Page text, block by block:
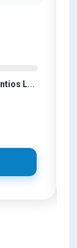
C
ontactor 2P 63A 2NO bobina 230V silentios Legran..